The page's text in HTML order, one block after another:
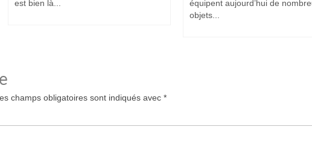
est bien là...
équipent aujourd’hui de
objets...
champs obligatoires sont indiqués avec *